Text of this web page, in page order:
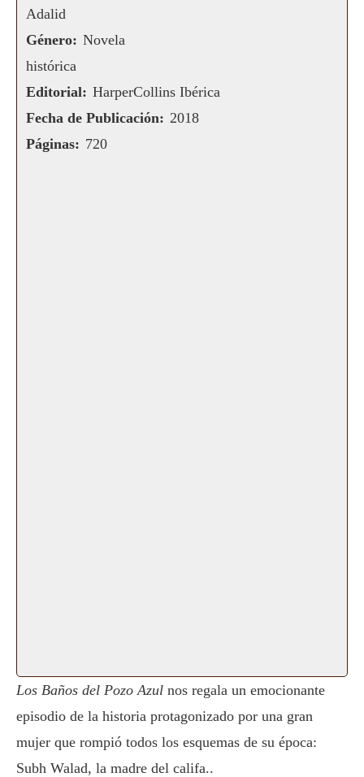
Adalid
Género: Novela
histórica
Editorial: HarperCollins Ibérica
Fecha de Publicación: 2018
Páginas: 720
Los Baños del Pozo Azul nos regala un emocionante
episodio de la historia protagonizado por una gran
mujer que rompió todos los esquemas de su época:
Subh Walad, la madre del califa..